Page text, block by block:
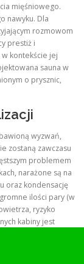
mięśniowego.
nawyku. Dla
rozmowom
prestiż i
kontekście jej
sauna w
o prysznic,
wyzwań,
zostaną zawczasu
problemem
narażone są na
oraz kondensację
ilości pary (w
ryzyko
kabiny jest
do ich